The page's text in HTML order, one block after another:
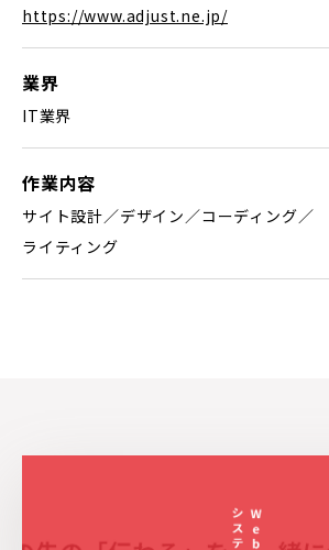
https://www.adjust.ne.jp/
業界
IT業界
作業内容
サイト設計／デザイン／コーディング／
ライティング